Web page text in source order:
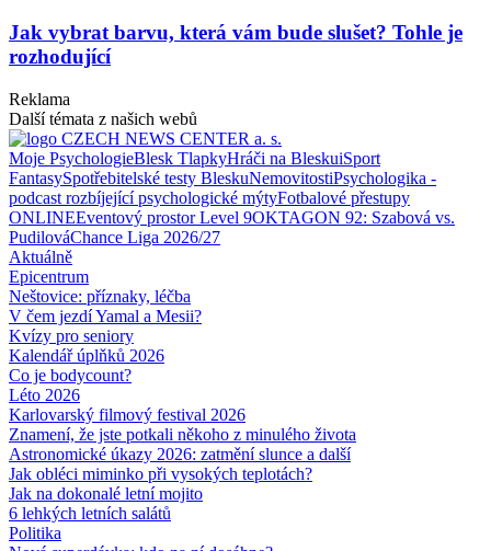
Jak vybrat barvu, která vám bude slušet? Tohle je
rozhodující
Reklama
Další témata z našich webů
Moje PsychologieBlesk TlapkyHráči na BleskuiSport
FantasySpotřebitelské testy BleskuNemovitostiPsychologika -
podcast rozbíjející psychologické mýtyFotbalové přestupy
ONLINEEventový prostor Level 9OKTAGON 92: Szabová vs.
PudilováChance Liga 2026/27
Aktuálně
Epicentrum
Neštovice: příznaky, léčba
V čem jezdí Yamal a Mesii?
Kvízy pro seniory
Kalendář úplňků 2026
Co je bodycount?
Léto 2026
Karlovarský filmový festival 2026
Znamení, že jste potkali někoho z minulého života
Astronomické úkazy 2026: zatmění slunce a další
Jak obléci miminko při vysokých teplotách?
Jak na dokonalé letní mojito
6 lehkých letních salátů
Politika